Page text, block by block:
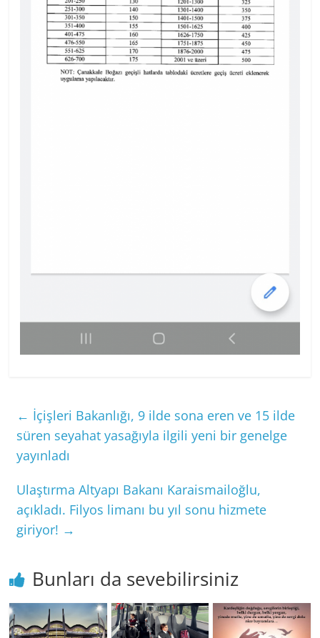
← İçişleri Bakanlığı, 9 ilde sona eren ve 15 ilde
süren seyahat yasağıyla ilgili yeni bir genelge
yayınladı
Ulaştırma Altyapı Bakanı Karaismailoğlu,
açıkladı. Filyos limanı bu yıl sonu hizmete
giriyor! →
Bunları da sevebilirsiniz